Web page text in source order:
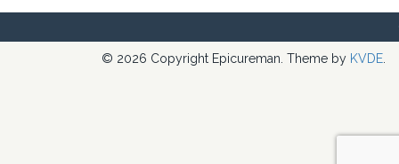
© 2026 Copyright Epicureman. Theme by KVDE.